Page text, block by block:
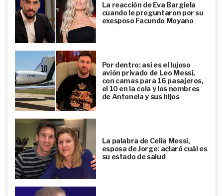
La reacción de Eva Bargiela
cuando le preguntaron por su
exesposo Facundo Moyano
Por dentro: así es el lujoso
avión privado de Leo Messi,
con camas para 16 pasajeros,
el 10 en la cola y los nombres
de Antonela y sus hijos
La palabra de Celia Messi,
esposa de Jorge: aclaró cuál es
su estado de salud